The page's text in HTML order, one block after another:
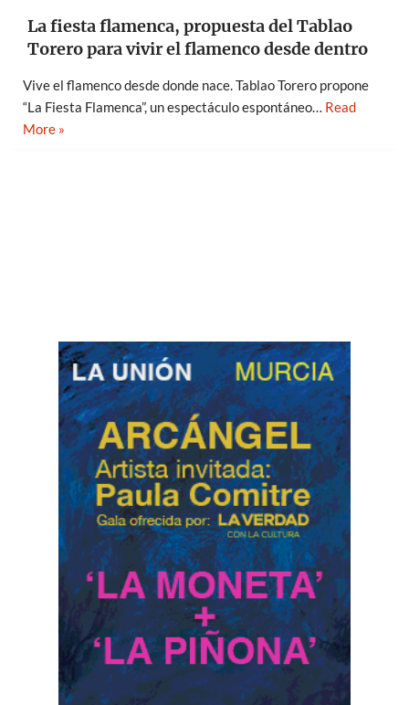
La fiesta flamenca, propuesta del Tablao
Torero para vivir el flamenco desde dentro
Vive el flamenco desde donde nace. Tablao Torero propone
“La Fiesta Flamenca”, un espectáculo espontáneo… Read
More »